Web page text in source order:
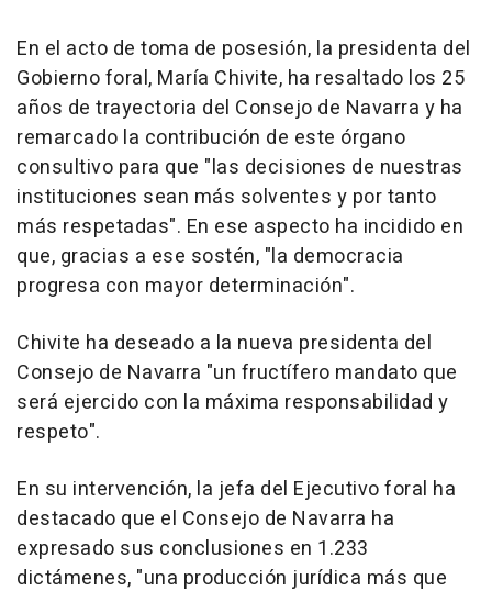
En el acto de toma de posesión, la presidenta del
Gobierno foral, María Chivite, ha resaltado los 25
años de trayectoria del Consejo de Navarra y ha
remarcado la contribución de este órgano
consultivo para que "las decisiones de nuestras
instituciones sean más solventes y por tanto
más respetadas". En ese aspecto ha incidido en
que, gracias a ese sostén, "la democracia
progresa con mayor determinación".
Chivite ha deseado a la nueva presidenta del
Consejo de Navarra "un fructífero mandato que
será ejercido con la máxima responsabilidad y
respeto".
En su intervención, la jefa del Ejecutivo foral ha
destacado que el Consejo de Navarra ha
expresado sus conclusiones en 1.233
dictámenes, "una producción jurídica más que